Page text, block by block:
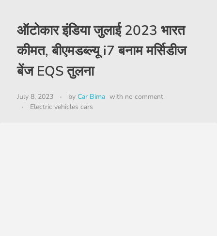
ऑटोकार इंडिया जुलाई 2023 भारत
कीमत, बीएमडब्ल्यू i7 बनाम मर्सिडीज
बेंज EQS तुलना
July 8, 2023 by Car Bima with no comment
Electric vehicles cars